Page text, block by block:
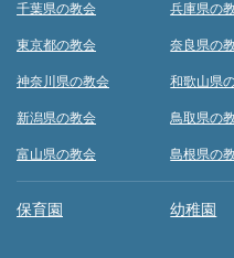
千葉県の教会
東京都の教会
神奈川県の教会
新潟県の教会
富山県の教会
兵庫県の
奈良県の
和歌山県
鳥取県の
島根県の
保育園 幼稚園